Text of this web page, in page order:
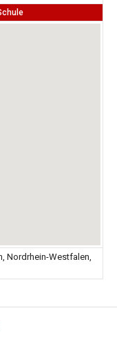
Nordrhein-Westfalen,